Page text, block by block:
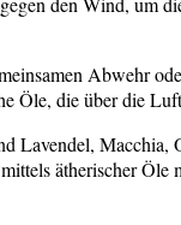
Abwehr
Öle, die über die
Lavendel, Macchia,
ätherischer Öle